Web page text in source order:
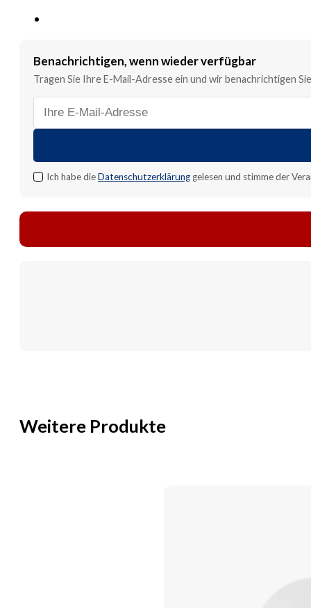
Benachrichtigen, wenn wieder verfügbar
Tragen Sie Ihre E-Mail-Adresse ein und wir benachrichtigen
E-
Mail-
Adresse
Benachrichtigung
Ich habe dieDatenschutzerklärung gelesen und stimme der
Weitere Produkte